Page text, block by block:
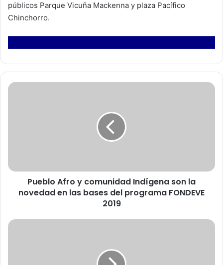
públicos Parque Vicuña Mackenna y plaza Pacífico
Chinchorro.
P
r
m
Pueblo Afro y comunidad Indígena son la
novedad en las bases del programa FONDEVE
2019
C